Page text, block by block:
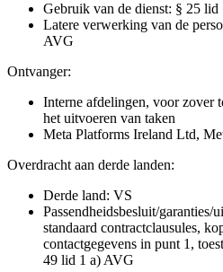
Gebruik van de dienst: § 25
Latere verwerking van de
AVG
Ontvanger:
Interne afdelingen, voor zover
het uitvoeren van taken
Meta Platforms Ireland Ltd,
Overdracht aan derde landen:
Derde land: VS
Passendheidsbesluit/garanties/
standaard contractclausules,
contactgegevens in punt 1,
49 lid 1 a) AVG